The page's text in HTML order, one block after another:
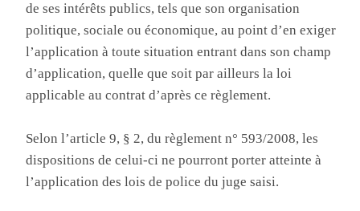
de ses intérêts publics, tels que son organisation
politique, sociale ou économique, au point d’en exiger
l’application à toute situation entrant dans son champ
d’application, quelle que soit par ailleurs la loi
applicable au contrat d’après ce règlement.
Selon l’article 9, § 2, du règlement n° 593/2008, les
dispositions de celui-ci ne pourront porter atteinte à
l’application des lois de police du juge saisi.